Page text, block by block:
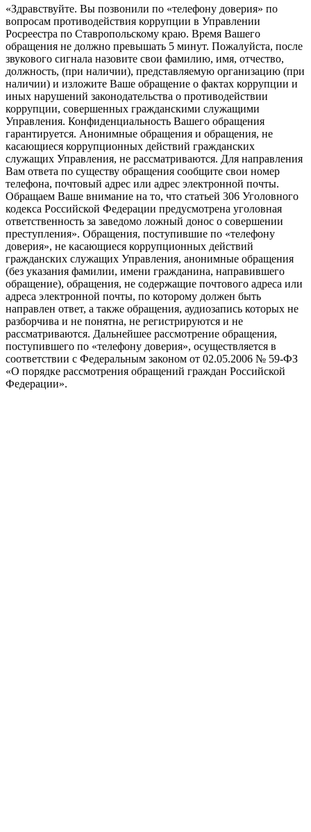
«Здравствуйте. Вы позвонили по «телефону доверия» по
вопросам противодействия коррупции в Управлении
Росреестра по Ставропольскому краю. Время Вашего
обращения не должно превышать 5 минут. Пожалуйста, после
звукового сигнала назовите свои фамилию, имя, отчество,
должность, (при наличии), представляемую организацию (при
наличии) и изложите Ваше обращение о фактах коррупции и
иных нарушений законодательства о противодействии
коррупции, совершенных гражданскими служащими
Управления. Конфиденциальность Вашего обращения
гарантируется. Анонимные обращения и обращения, не
касающиеся коррупционных действий гражданских
служащих Управления, не рассматриваются. Для направления
Вам ответа по существу обращения сообщите свои номер
телефона, почтовый адрес или адрес электронной почты.
Обращаем Ваше внимание на то, что статьей 306 Уголовного
кодекса Российской Федерации предусмотрена уголовная
ответственность за заведомо ложный донос о совершении
преступления». Обращения, поступившие по «телефону
доверия», не касающиеся коррупционных действий
гражданских служащих Управления, анонимные обращения
(без указания фамилии, имени гражданина, направившего
обращение), обращения, не содержащие почтового адреса или
адреса электронной почты, по которому должен быть
направлен ответ, а также обращения, аудиозапись которых не
разборчива и не понятна, не регистрируются и не
рассматриваются. Дальнейшее рассмотрение обращения,
поступившего по «телефону доверия», осуществляется в
соответствии с Федеральным законом от 02.05.2006 № 59-ФЗ
«О порядке рассмотрения обращений граждан Российской
Федерации».